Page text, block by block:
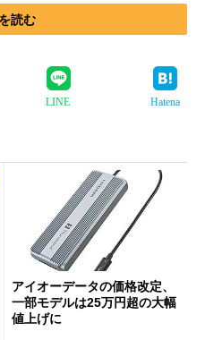
読む
LINE Hatena
アイオーデータの価格改定、
一部モデルは25万円超の大幅
値上げに